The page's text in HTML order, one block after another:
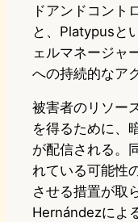
ドアンドコント
と、Platypusと
ェルマネージャ
への持続的なア
被害者のリソー
を得るために、
が配信される。
れている可能性
させる措置が取
Hernándezによ